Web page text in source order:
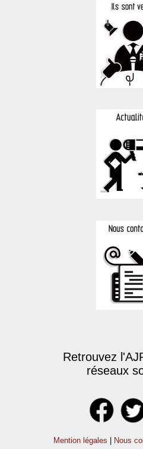
Retrouvez
réseaux
Mention légales | Nous